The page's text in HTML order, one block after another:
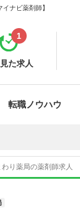
ナビ薬剤師】
た求人
1
転職ノウハウ
り薬局の薬剤師求人